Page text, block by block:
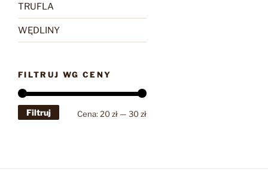
TRUFLA
WĘDLINY
FILTRUJ WG CENY
Cena
Cena
Filtruj Cena: 20 zł— 30 zł